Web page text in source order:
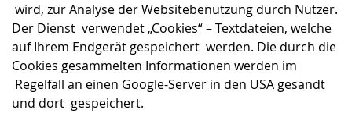
wird, zur Analyse der Websitebenutzung durch Nutzer.
Der Dienst verwendet „Cookies“ – Textdateien, welche
auf Ihrem Endgerät gespeichert werden. Die durch die
Cookies gesammelten Informationen werden im
Regelfall an einen Google-Server in den USA gesandt
und dort gespeichert.